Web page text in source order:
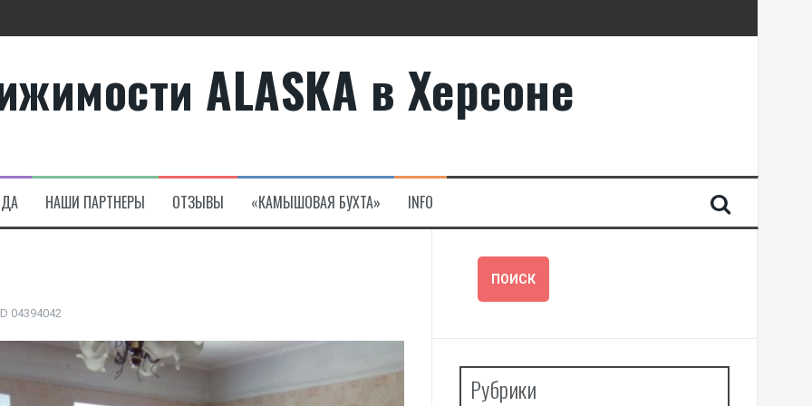
Алсанджаке
ALASKA в Херсоне
НАШИ ПАРТНЕРЫ ОТЗЫВЫ «КАМЫШОВАЯ БУХТА» INFO
04394042
Рубрики